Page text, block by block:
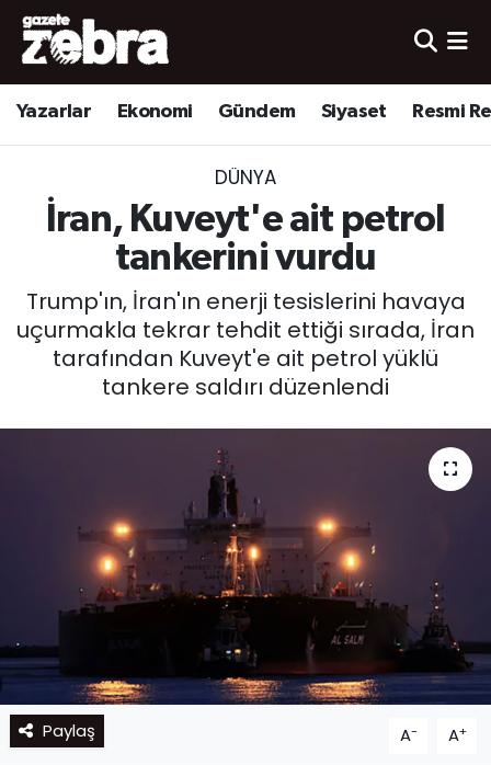
Yazarlar Ekonomi Gündem Siyaset Resmi
DÜNYA
İran, Kuveyt'e ait petrol
tankerini vurdu
Trump'ın, İran'ın enerji tesislerini havaya
uçurmakla tekrar tehdit ettiği sırada, İran
tarafından Kuveyt'e ait petrol yüklü
tankere saldırı düzenlendi
Paylaş A- A+
Yazarlar
Ekonomi
Spor
Nöbetçi Eczaneler
Hava Durumu
Süper Lig Puan Durumu ve Fikstür
Tüm Manşetler
Son Dakika Haberleri